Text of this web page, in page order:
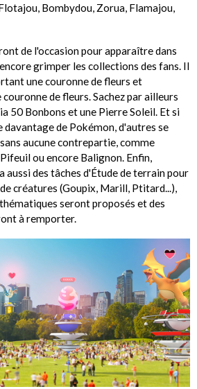
Bombydou, Zorua, Flamajou,
de l'occasion pour apparaître dans
grimper les collections des fans. Il
une couronne de fleurs et
de fleurs. Sachez par ailleurs
50 Bonbons et une Pierre Soleil. Et si
davantage de Pokémon, d'autres se
aucune contrepartie, comme
ou encore Balignon. Enfin,
aussi des tâches d'Étude de terrain pour
créatures (Goupix, Marill, Ptitard...),
seront proposés et des
à remporter.